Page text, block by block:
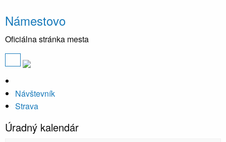
Námestovo
Oficiálna stránka mesta
Návštevník
Strava
Úradný kalendár